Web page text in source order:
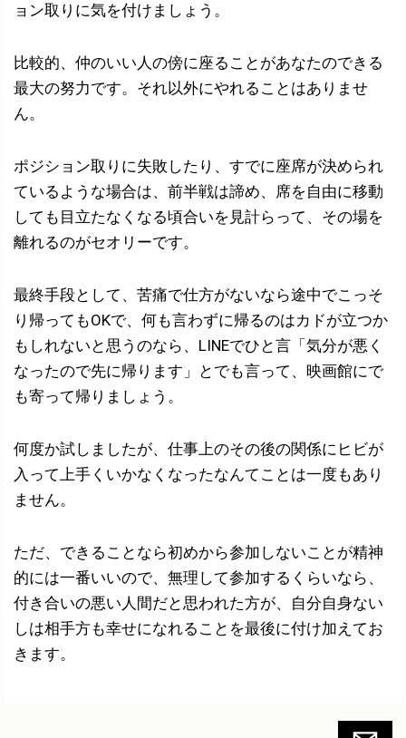
ョン取りに気を付けましょう。
比較的、仲のいい人の傍に座ることがあなたのできる
最大の努力です。それ以外にやれることはありませ
ん。
ポジション取りに失敗したり、すでに座席が決められ
ているような場合は、前半戦は諦め、席を自由に移動
しても目立たなくなる頃合いを見計らって、その場を
離れるのがセオリーです。
最終手段として、苦痛で仕方がないなら途中でこっそ
り帰ってもOKで、何も言わずに帰るのはカドが立つか
もしれないと思うのなら、LINEでひと言「気分が悪く
なったので先に帰ります」とでも言って、映画館にで
も寄って帰りましょう。
何度か試しましたが、仕事上のその後の関係にヒビが
入って上手くいかなくなったなんてことは一度もあり
ません。
ただ、できることなら初めから参加しないことが精神
的には一番いいので、無理して参加するくらいなら、
付き合いの悪い人間だと思われた方が、自分自身ない
しは相手方も幸せになれることを最後に付け加えてお
きます。